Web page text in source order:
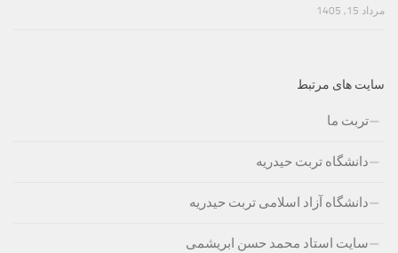
مرداد 15, 1405
سایت های مرتبط
تربت ما
دانشگاه تربت حیدریه
دانشگاه آزاد اسلامی تربت حیدریه
سایت استاد محمد حسن ابریشمی